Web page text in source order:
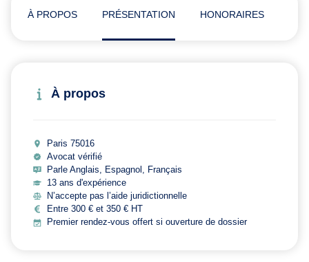
À PROPOS PRÉSENTATION HONORAIRES
À propos
Paris 75016
Avocat vérifié
Parle Anglais, Espagnol, Français
13 ans d'expérience
N’accepte pas l’aide juridictionnelle
Entre 300 € et 350 € HT
Premier rendez-vous offert si ouverture de dossier